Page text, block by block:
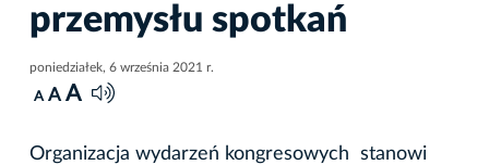
przemysłu spotkań
poniedziałek, 6 września 2021 r.
A A A
Organizacja wydarzeń kongresowych stanowi